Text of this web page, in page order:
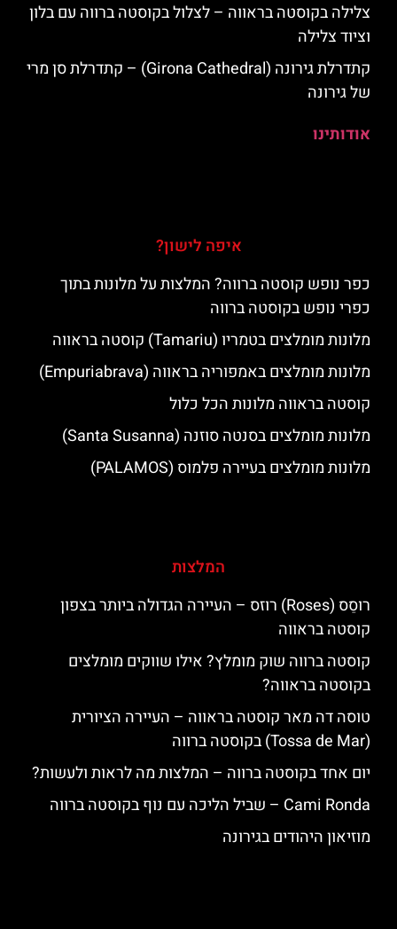
צלילה בקוסטה בראווה – לצלול בקוסטה ברווה עם בלון
וציוד צלילה
קתדרלת גירונה (Girona Cathedral) – קתדרלת סן מרי
של גירונה
אודותינו
איפה לישון?
כפר נופש קוסטה ברווה? המלצות על מלונות בתוך
כפרי נופש בקוסטה ברווה
מלונות מומלצים בטמריו (Tamariu) קוסטה בראווה
מלונות מומלצים באמפוריה בראווה (Empuriabrava)
קוסטה בראווה מלונות הכל כלול
מלונות מומלצים בסנטה סוזנה (Santa Susanna)
מלונות מומלצים בעיירה פלמוס (PALAMOS)
המלצות
רוסֵס (Roses) רוזס – העיירה הגדולה ביותר בצפון
קוסטה בראווה
קוסטה ברווה שוק מומלץ? אילו שווקים מומלצים
בקוסטה בראווה?
טוסה דה מאר קוסטה בראווה – העיירה הציורית
(Tossa de Mar) בקוסטה ברווה
יום אחד בקוסטה ברווה – המלצות מה לראות ולעשות?
‪‪Cami Ronda‬‬ – שביל הליכה עם נוף בקוסטה ברווה
מוזיאון היהודים בגירונה